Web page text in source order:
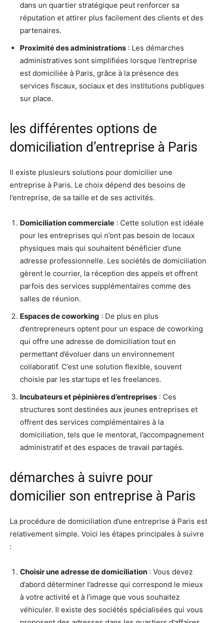
dans un quartier stratégique peut renforcer sa
réputation et attirer plus facilement des clients et des
partenaires.
Proximité des administrations : Les démarches
administratives sont simplifiées lorsque l’entreprise
est domiciliée à Paris, grâce à la présence des
services fiscaux, sociaux et des institutions publiques
sur place.
les différentes options de
domiciliation d’entreprise à Paris
Il existe plusieurs solutions pour domicilier une
entreprise à Paris. Le choix dépend des besoins de
l’entreprise, de sa taille et de ses activités.
Domiciliation commerciale : Cette solution est idéale
pour les entreprises qui n’ont pas besoin de locaux
physiques mais qui souhaitent bénéficier d’une
adresse professionnelle. Les sociétés de domiciliation
gèrent le courrier, la réception des appels et offrent
parfois des services supplémentaires comme des
salles de réunion.
Espaces de coworking : De plus en plus
d’entrepreneurs optent pour un espace de coworking
qui offre une adresse de domiciliation tout en
permettant d’évoluer dans un environnement
collaboratif. C’est une solution flexible, souvent
choisie par les startups et les freelances.
Incubateurs et pépinières d’entreprises : Ces
structures sont destinées aux jeunes entreprises et
offrent des services complémentaires à la
domiciliation, tels que le mentorat, l’accompagnement
administratif et des espaces de travail partagés.
démarches à suivre pour
domicilier son entreprise à Paris
La procédure de domiciliation d’une entreprise à Paris est
relativement simple. Voici les étapes principales à suivre
:
Choisir une adresse de domiciliation : Vous devez
d’abord déterminer l’adresse qui correspond le mieux
à votre activité et à l’image que vous souhaitez
véhiculer. Il existe des sociétés spécialisées qui vous